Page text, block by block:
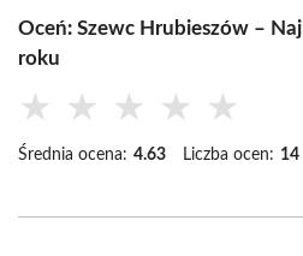
Oceń: Szewc Hrubieszów –
roku
★ ★ ★ ★ ★
Średnia ocena: 4.63 Liczba ocen: 14